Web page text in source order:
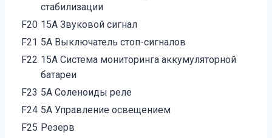
стабилизации
F20 15А Звуковой сигнал
F21 5А Выключатель стоп-сигналов
F22 15А Система мониторинга аккумуляторной
батареи
F23 5А Соленоиды реле
F24 5А Управление освещением
F25 Резерв